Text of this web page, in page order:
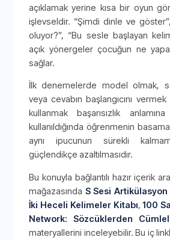
açıklamak yerine kısa bir oyun
işlevseldir. “Şimdi dinle ve
oluyor?”, “Bu sesle başlayan
açık yönergeler çocuğun ne
sağlar.
İlk denemelerde model olmak,
veya cevabın başlangıcını
kullanmak başarısızlık
kullanıldığında öğrenmenin
aynı ipucunun sürekli
güçlendikçe azaltılmasıdır.
Bu konuyla bağlantılı hazır içerik
mağazasında S Sesi
İki Heceli Kelimeler Kitabı,100
Network: Sözcüklerden
materyallerini inceleyebilir. Bu iç